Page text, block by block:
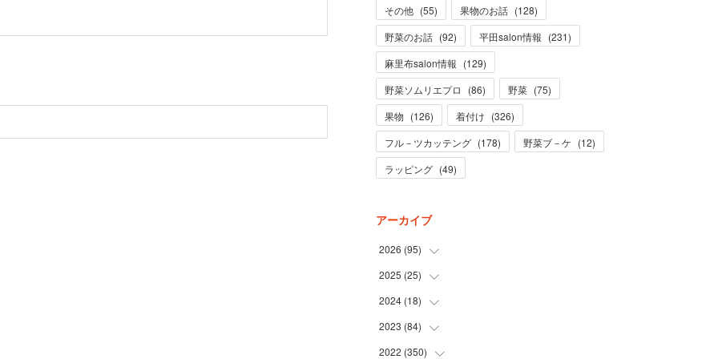
その他 (55) 果物のお話 (128)
野菜のお話 (92) 平田salon情報 (231)
麻里布salon情報 (129)
野菜ソムリエプロ
(86) 野菜 (75)
果物 (126) 着付け (326)
フル－ツカッテング (178) 野菜ブ－ケ (12)
ラッピング (49)
アーカイブ
2026 (95)
(5
(31
)
(28
)
(31
2025 (25)
(3
(19
)
(1)
2024 (18)
(1
(12
2023 (84)
(1)
2022 (350)